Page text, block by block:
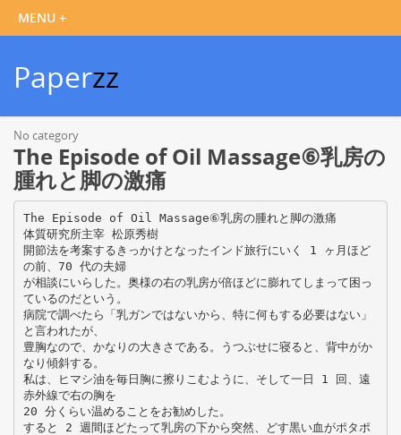
Paperzz
No category
The Episode of Oil Massage⑥乳房の
腫れと脚の激痛
The Episode of Oil Massage⑥乳房の腫れと脚の激痛
体質研究所主宰 松原秀樹
開節法を考案するきっかけとなったインド旅行にいく 1 ヶ月ほど
の前、70 代の夫婦
が相談にいらした。奥様の右の乳房が倍ほどに膨れてしまって困っ
ているのだという。
病院で調べたら「乳ガンではないから、特に何もする必要はない」
と言われたが、
豊胸なので、かなりの大きさである。うつぶせに寝ると、背中がか
なり傾斜する。
私は、ヒマシ油を毎日胸に擦りこむように、そして一日 1 回、遠
赤外線で右の胸を
20 分くらい温めることをお勧めした。
すると 2 週間ほどたって乳房の下から突然、どす黒い血がポタポ